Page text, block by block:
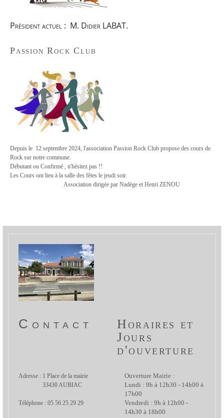
Président actuel : M. Didier LABAT.
Passion Rock Club
Depuis le 12 septembre 2024, l'association Passion Rock Club propose des cours de
Rock sur notre commune.
Débutant ou Confirmé , n'hésitez pas !!
Les Cours ont lieu à la salle des fêtes le jeudi soir.
Association dirigée par Nadège et Henri ZENOU
Contact
Horaires et
Jours
d'ouverture
Adresse : 1 Place de la mairie
33430 AUBIAC
Téléphone : 05 56 25 29 29
Ouverture Mairie :
Lundi : 9h à 12h30 - 14h00 à
17h00
Vendredi : 9h à 12h00 -
14h30 à 18h00